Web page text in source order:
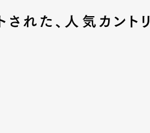
された、人気カント